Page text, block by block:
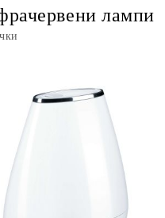
лампи